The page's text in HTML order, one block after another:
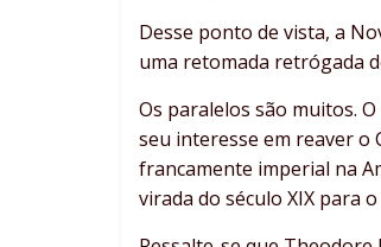
Desse ponto de vista, a
uma retomada retrógada
Os paralelos são muitos.
seu interesse em reaver o
francamente imperial na
virada do século XIX para o